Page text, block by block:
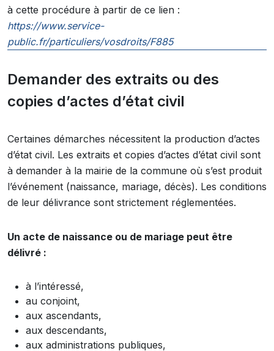
à cette procédure à partir de ce lien :
https://www.service-
public.fr/particuliers/vosdroits/F885
Demander des extraits ou des
copies d’actes d’état civil
Certaines démarches nécessitent la production d’actes
d’état civil. Les extraits et copies d’actes d’état civil sont
à demander à la mairie de la commune où s’est produit
l’événement (naissance, mariage, décès). Les conditions
de leur délivrance sont strictement réglementées.
Un acte de naissance ou de mariage peut être
délivré :
à l’intéressé,
au conjoint,
aux ascendants,
aux descendants,
aux administrations publiques,